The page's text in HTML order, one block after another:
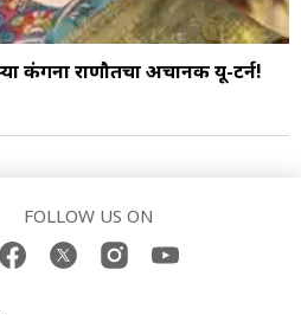
कंगना राणौतचा अचानक यू-टर्न!
FOLLOW US ON